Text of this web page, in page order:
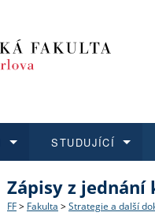
Struktura a historie
Co studovat a jak se
STUDUJÍCÍ
Bakalářské a magisterské
O vědě a výzkumu na FF
Aktuální nabídky a
Zápisy z jednání
FF > Fakulta > Strategie a další